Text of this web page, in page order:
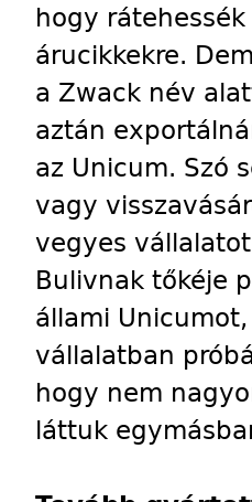
hogy
árucikkekre.
a Zwack név
aztán
az Unicum. Szó
vagy
vegyes
Bulivnak tőkéje
állami
vállalatban
hogy nem
láttuk